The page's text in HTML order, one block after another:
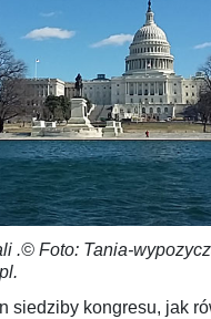
.© Foto: Tania-
siedziby kongresu, jak